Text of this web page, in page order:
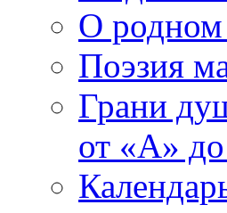
О родном
Поэзия
Грани
от «А»